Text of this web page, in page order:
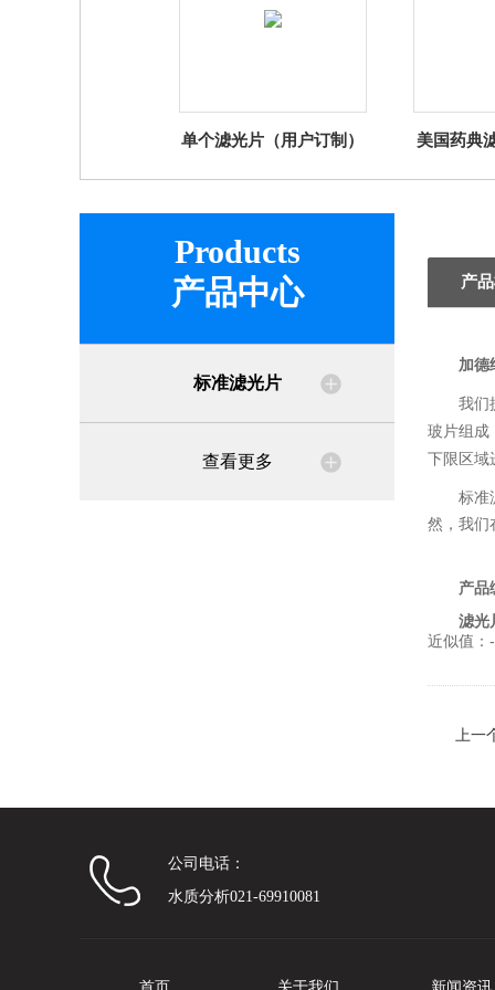
单个滤光片（用户订制）
美国药典
Products
产品中心
标准滤光片
查看更多
产
加德
我们
玻片组成
下限区域
标准
然，我们
产品
滤光
近似值：
上一
公司电话：
水质分析021-69910081